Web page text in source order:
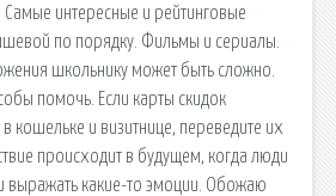
интересные и рейтинговые
по порядку. Фильмы и сериалы.
школьнику может быть сложно.
помочь. Если карты скидок
кошельке и визитнице, переведите их
происходит в будущем, когда люди
выражать какие-то эмоции. Обожаю